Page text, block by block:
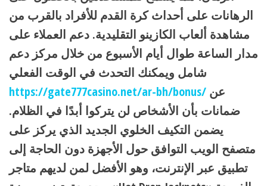
الرهانات على أحداث كرة القدم للأفراد بالقرب من
مشاهدة ألعاب الكازينو التقليدية. دعم العملاء على
مدار الساعة طوال أيام الأسبوع من خلال مركز دعم
شامل ويمكنك التحدث في الوقت الفعلي
https://gate777casino.net/ar-bh/bonus/
ضمانات بأن الأشخاص لن يتركوا أبدًا في الظلام.
يضمن التكيف الخلوي الجديد الذي يركز على
متصفح الويب التوافق حول الأجهزة دون الحاجة إلى
تطبيق عبر الإنترنت، وهو الأفضل لمن لديهم متاجر